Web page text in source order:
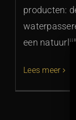
producten:
een
Lees meer